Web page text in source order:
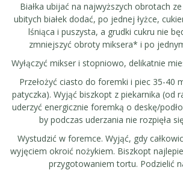
Białka ubijać na najwyższych obrotach
ubitych białek dodać, po jednej łyżce,
lśniąca i puszysta, a grudki cukru nie
zmniejszyć obroty miksera* i po
Wyłączyć mikser i stopniowo, delikatnie
Przełożyć ciasto do foremki i piec 35-40
patyczka). Wyjąć biszkopt z piekarnika (od
uderzyć energicznie foremką o deskę/
by podczas uderzania nie rozpięła
Wystudzić w foremce. Wyjąć, gdy
wyjęciem okroić nożykiem. Biszkopt
przygotowaniem tortu. Podzielić